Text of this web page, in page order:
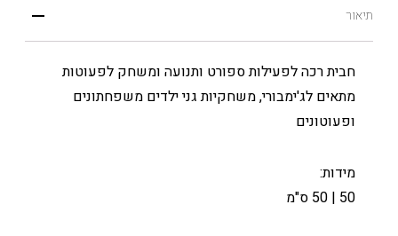
תיאור
חבית רכה לפעילות ספורט ותנועה ומשחק לפעוטות
מתאים לג'ימבורי, משחקיות גני ילדים משפחתונים
ופעוטונים
מידות:
50 | 50 ס"מ